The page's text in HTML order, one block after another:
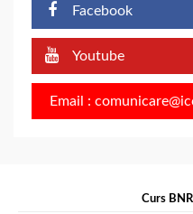
Facebook
Youtube
Email :
Curs